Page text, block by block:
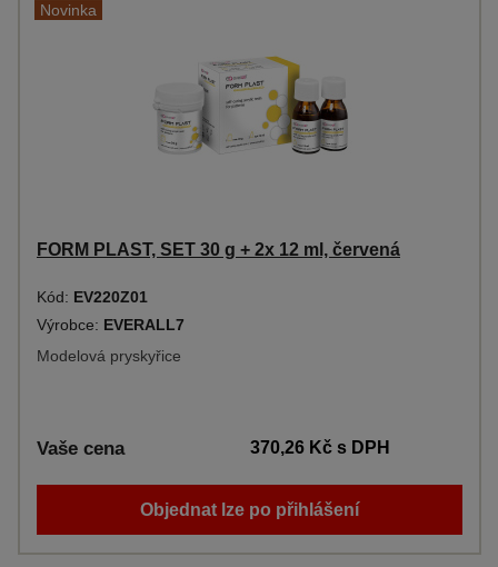
Novinka
FORM PLAST, SET 30 g + 2x 12 ml, červená
Kód: EV220Z01
Výrobce: EVERALL7
Modelová pryskyřice
Vaše cena 370,26 Kčs DPH
Objednat lze po přihlášení